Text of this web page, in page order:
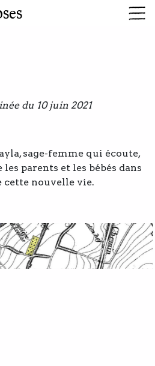
du 10 juin 2021
sage-femme qui écoute,
parents et les bébés dans
cette nouvelle vie.